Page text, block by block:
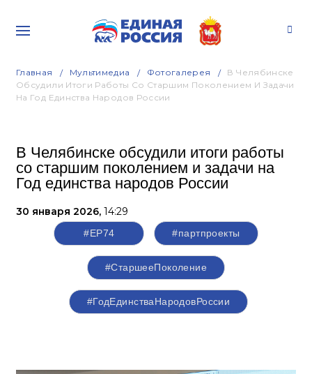
Главная Мультимедиа Фотогалерея
В Челябинске
Обсудили Итоги Работы Со Старшим Поколением И Задачи
На Год Единства Народов России
В Челябинске обсудили итоги работы
со старшим поколением и задачи на
Год единства народов России
30 января 2026, 14:29
#ЕР74 #партпроекты
#СтаршееПоколение
#ГодЕдинстваНародовРоссии